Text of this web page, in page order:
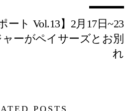
ート Vol.13】2月17日~23
ーがペイサーズとお別
れ
POSTS